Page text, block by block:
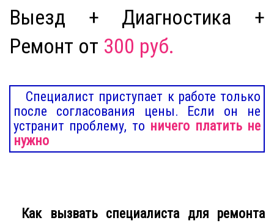
Выезд + Диагностика +
Ремонт от 300 руб.
Специалист приступает к работе только
после согласования цены. Если он не
устранит проблему, то ничего платить не
нужно
Как вызвать специалиста для ремонта